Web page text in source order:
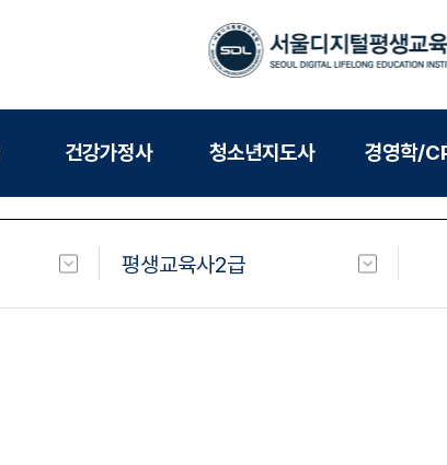
건강가정사 청소년지도사 경영학/
평생교육사2급